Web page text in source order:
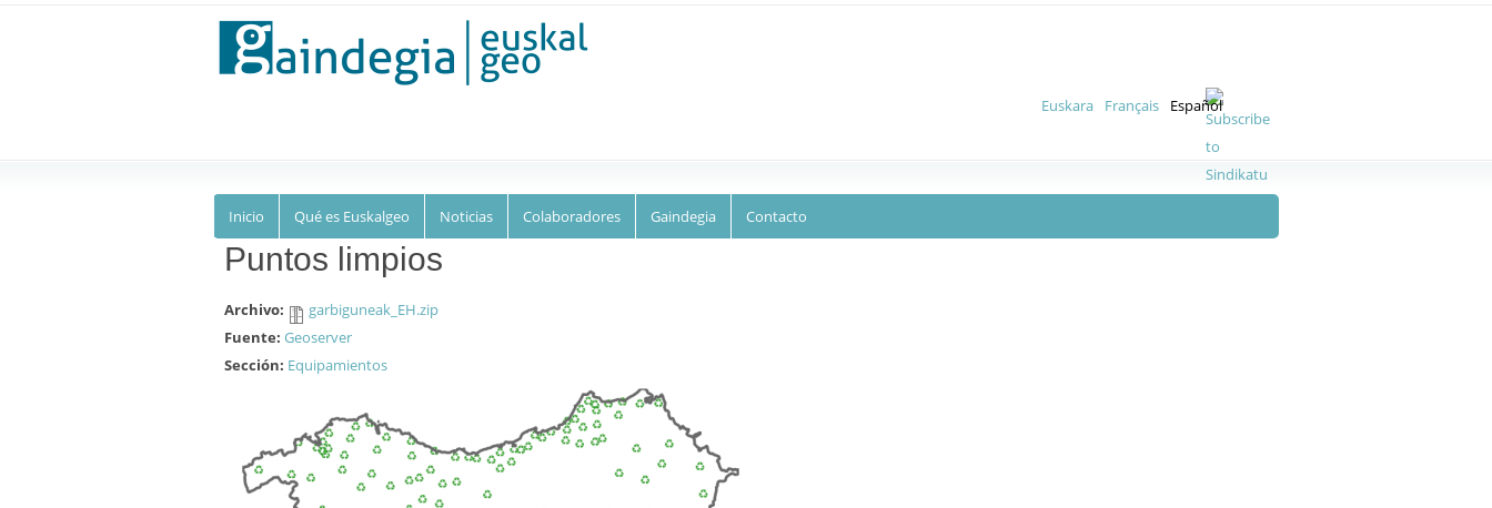
Euskalgeo
Euskara Français Español
Inicio Qué es Euskalgeo Noticias Colaboradores Gaindegia Contacto
Puntos limpios
Archivo:
garbiguneak_EH.zip
Fuente: Geoserver
Sección: Equipamientos